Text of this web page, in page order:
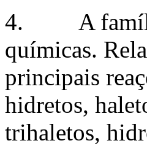
4. A família
químicas.
principais
hidretos,
trihaletos,